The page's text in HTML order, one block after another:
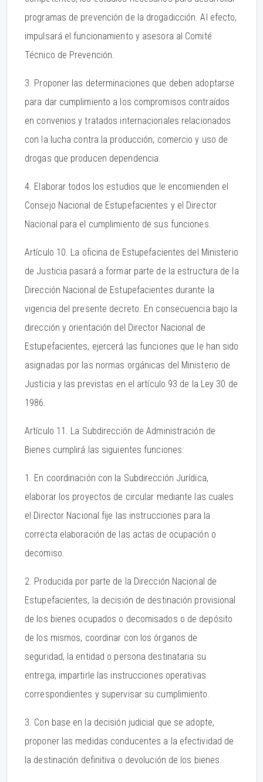
programas de prevención de la drogadicción. Al efecto,
impulsará el funcionamiento y asesora al Comité
Técnico de Prevención.
3. Proponer las determinaciones que deben adoptarse
para dar cumplimiento a los compromisos contraídos
en convenios y tratados internacionales relacionados
con la lucha contra la producción, comercio y uso de
drogas que producen dependencia.
4. Elaborar todos los estudios que le encomienden el
Consejo Nacional de Estupefacientes y el Director
Nacional para el cumplimiento de sus funciones.
Artículo 10. La oficina de Estupefacientes del Ministerio
de Justicia pasará a formar parte de la estructura de la
Dirección Nacional de Estupefacientes durante la
vigencia del presente decreto. En consecuencia bajo la
dirección y orientación del Director Nacional de
Estupefacientes, ejercerá las funciones que le han sido
asignadas por las normas orgánicas del Ministerio de
Justicia y las previstas en el artículo 93 de la Ley 30 de
1986.
Artículo 11. La Subdirección de Administración de
Bienes cumplirá las siguientes funciones:
1. En coordinación con la Subdirección Jurídica,
elaborar los proyectos de circular mediante las cuales
el Director Nacional fije las instrucciones para la
correcta elaboración de las actas de ocupación o
decomiso.
2. Producida por parte de la Dirección Nacional de
Estupefacientes, la decisión de destinación provisional
de los bienes ocupados o decomisados o de depósito
de los mismos, coordinar con los órganos de
seguridad, la entidad o persona destinataria su
entrega, impartirle las instrucciones operativas
correspondientes y supervisar su cumplimiento.
3. Con base en la decisión judicial que se adopte,
proponer las medidas conducentes a la efectividad de
la destinación definitiva o devolución de los bienes.